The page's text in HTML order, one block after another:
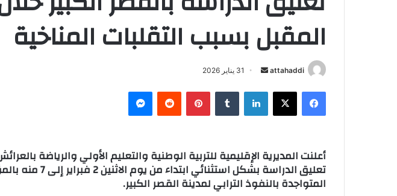
المقبل بسبب التقلبات المناخية
attahaddi
د
ا
31 يناير 2026
فيسبوك لينكدإن بينتيريست
أعلنت المديرية الإقليمية للتربية الوطنية والتعليم الأولي والرياضة
تعليق الدراسة بشكل
المتواجدة بالنفوذ الترابي لمدينة القصر الكبير.